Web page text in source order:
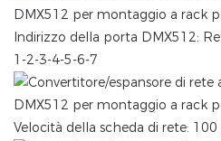
Indirizzo della porta DMX512:
1-2-3-4-5-6-7
Velocità della scheda di rete: